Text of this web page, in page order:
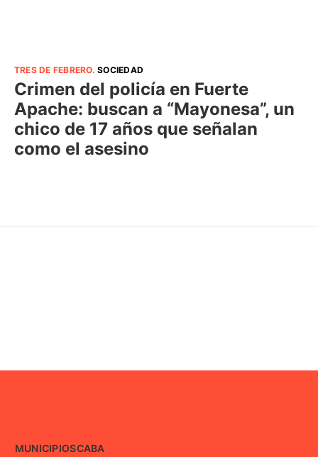
TRES DE FEBRERO.SOCIEDAD
Crimen del policía en Fuerte
Apache: buscan a “Mayonesa”, un
chico de 17 años que señalan
como el asesino
MUNICIPIOSCABA